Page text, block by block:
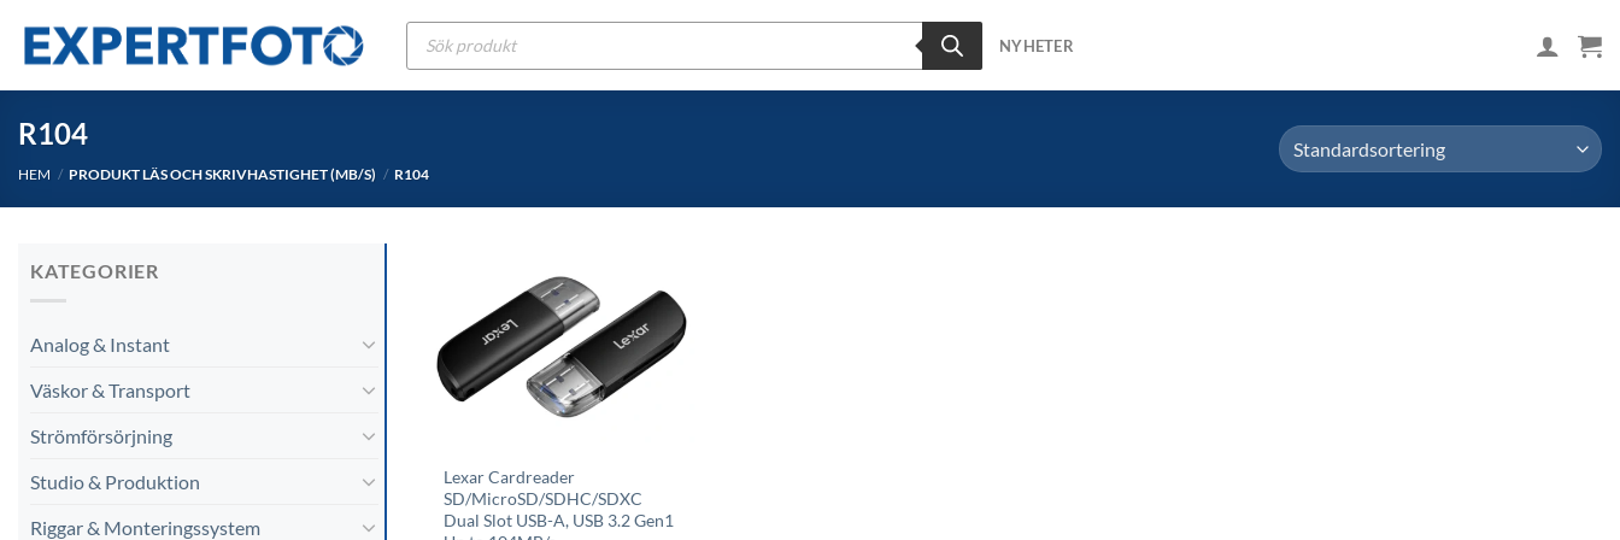
Produktsökning
NYHETER
R104
HEM / PRODUKT LÄS OCH SKRIVHASTIGHET (MB/S) / R104
KATEGORIER
Analog & Instant
Väskor & Transport
Strömförsörjning
Studio & Produktion
Riggar & Monteringssystem
Lexar Cardreader
SD/MicroSD/SDHC/SDXC
Dual Slot USB-A, USB 3.2 Gen1